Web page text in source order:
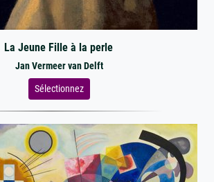
La Jeune Fille à la perle
Jan Vermeer van Delft
Sélectionnez